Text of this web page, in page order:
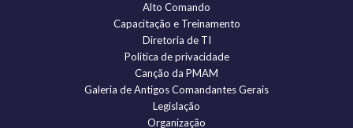
Alto Comando
Capacitação e Treinamento
Diretoria de TI
Politica de privacidade
Canção da PMAM
Galeria de Antigos Comandantes Gerais
Legislação
Organização